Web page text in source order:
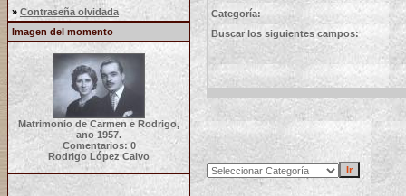
» Contraseña olvidada
Imagen del momento
Matrimonio de Carmen e Rodrigo,
ano 1957.
Comentarios: 0
Rodrigo López Calvo
Categoría:
Buscar los siguientes campos: